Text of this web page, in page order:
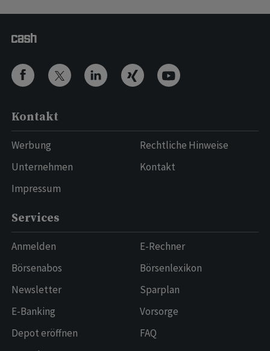
Kontakt
Werbung
Unternehmen
Impressum
Rechtliche Hinweise
Kontakt
Services
Anmelden
Börsenabos
Newsletter
E-Banking
Depot eröffnen
E-Rechner
Börsenlexikon
Sparplan
Vorsorge
FAQ